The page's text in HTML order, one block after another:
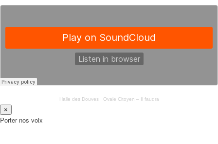
Halle des Douves· Ovale Citoyen – Il faudra
×
Porter nos voix